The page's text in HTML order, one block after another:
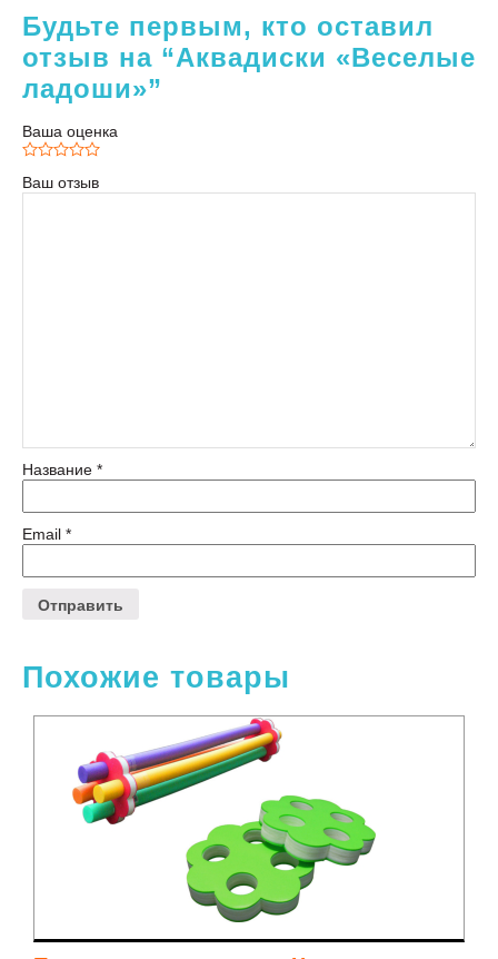
Будьте первым, кто оставил
отзыв на “Аквадиски «Веселые
ладоши»”
Ваша оценка
Ваш отзыв
Название *
Email *
Похожие товары